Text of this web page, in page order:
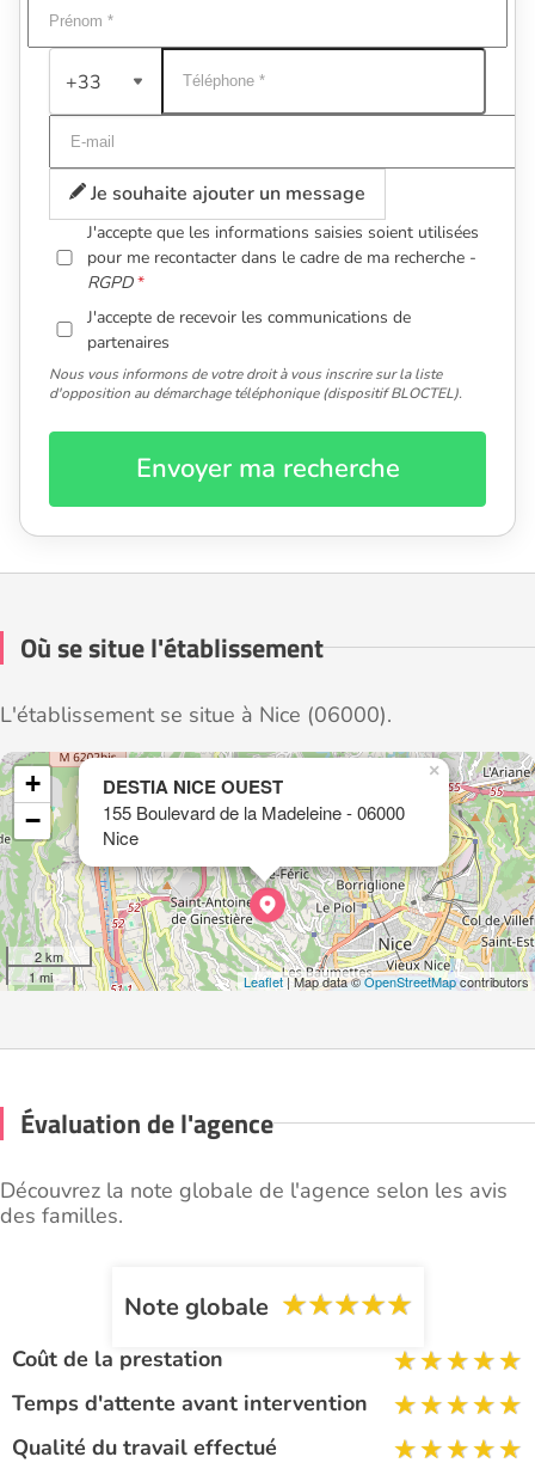
+33
Je souhaite ajouter un message
J'accepte que les informations saisies soient utilisées
pour me recontacter dans le cadre de ma recherche -
RGPD
J'accepte de recevoir les communications de
partenaires
Nous vous informons de votre droit à vous inscrire sur la liste
d'opposition au démarchage téléphonique (dispositif BLOCTEL).
Envoyer ma recherche
Où se situe l'établissement
L'établissement se situe à Nice (06000).
DESTIA NICE OUEST
155 Boulevard de la Madeleine - 06000
Nice
×
+
−
2 km
1 mi
Leaflet| Map data ©OpenStreetMapcontributors
Évaluation de l'agence
Découvrez la note globale de l'agence selon les avis
des familles.
Note globale
Coût de la prestation
Temps d'attente avant intervention
Qualité du travail effectué